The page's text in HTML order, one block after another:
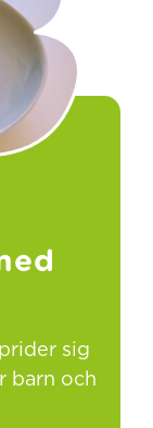
sig
barn och